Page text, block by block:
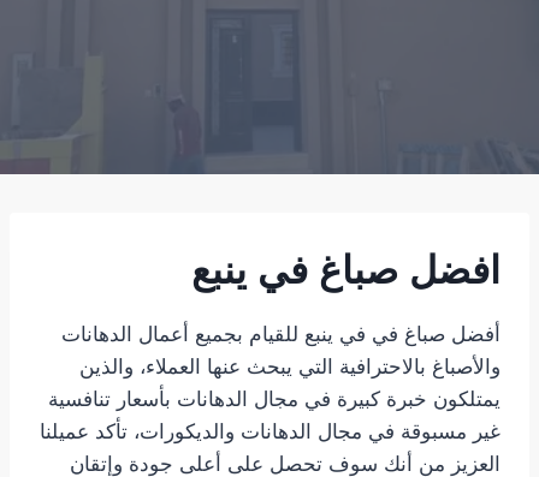
افضل صباغ في ينبع
أفضل صباغ في في ينبع للقيام بجميع أعمال الدهانات
والأصباغ بالاحترافية التي يبحث عنها العملاء، والذين
يمتلكون خبرة كبيرة في مجال الدهانات بأسعار تنافسية
غير مسبوقة في مجال الدهانات والديكورات، تأكد عميلنا
العزيز من أنك سوف تحصل على أعلى جودة وإتقان